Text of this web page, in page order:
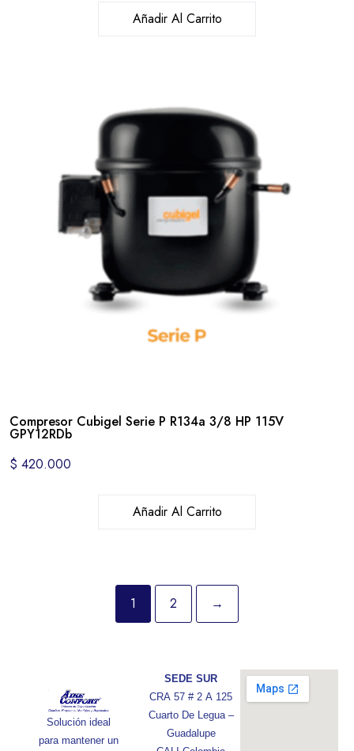
Añadir Al Carrito
Compresor Cubigel Serie P R134a 3/8 HP 115V
GPY12RDb
$ 420.000
Añadir Al Carrito
1 2 →
Solución ideal
para mantener un
SEDE SUR
CRA 57 # 2 A 125
Cuarto De Legua –
Guadalupe